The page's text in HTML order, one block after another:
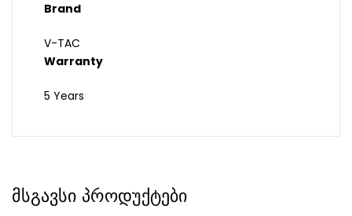
Brand
V-TAC
Warranty
5 Years
მსგავსი პროდუქტები